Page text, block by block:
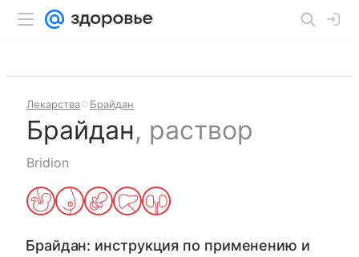
Лекарства Брайдан
Брайдан, раствор
Bridion
Брайдан: инструкция по применению и